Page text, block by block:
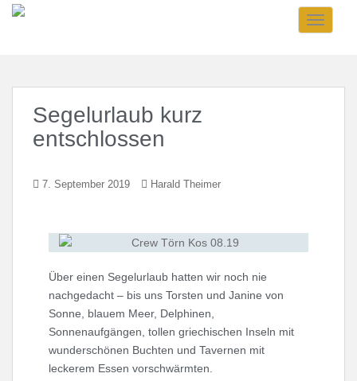
Skip to main content
Segelurlaub kurz
entschlossen
7. September 2019 Harald Theimer
Über einen Segelurlaub hatten wir noch nie
nachgedacht – bis uns Torsten und Janine von
Sonne, blauem Meer, Delphinen,
Sonnenaufgängen, tollen griechischen Inseln mit
wunderschönen Buchten und Tavernen mit
leckerem Essen vorschwärmten.